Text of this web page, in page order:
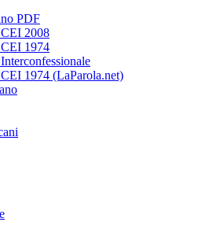
PDF
2008
1974
1974 (LaParola.net)